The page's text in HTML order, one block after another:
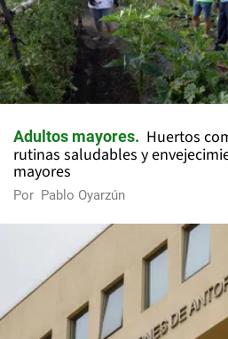
Adultos mayores
Huertos
rutinas saludables y
mayores
Por Pablo Oyarzún